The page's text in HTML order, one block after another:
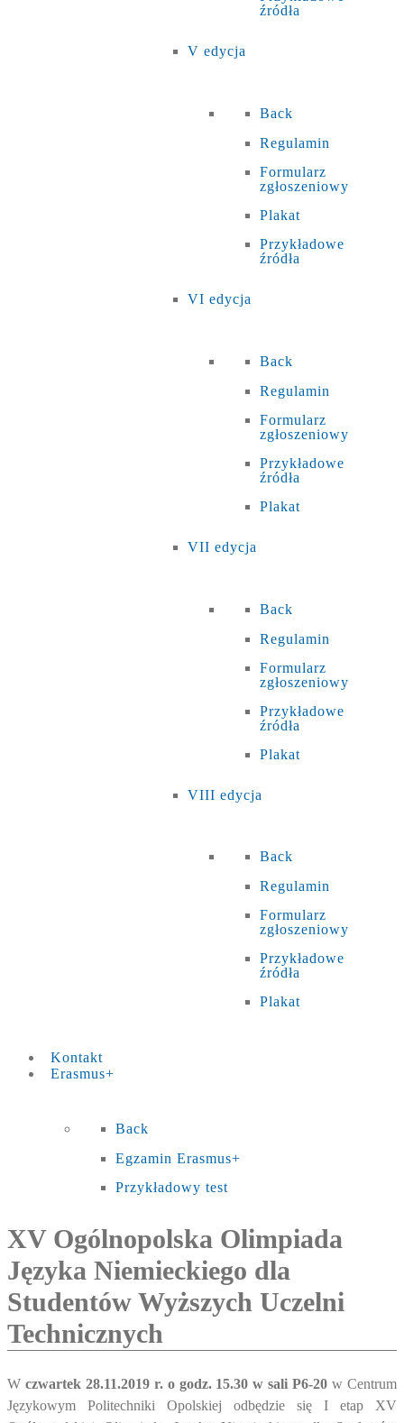
źródła
V edycja
Back
Regulamin
Formularz
zgłoszeniowy
Plakat
Przykładowe
źródła
VI edycja
Back
Regulamin
Formularz
zgłoszeniowy
Przykładowe
źródła
Plakat
VII edycja
Back
Regulamin
Formularz
zgłoszeniowy
Przykładowe
źródła
Plakat
VIII edycja
Back
Regulamin
Formularz
zgłoszeniowy
Przykładowe
źródła
Plakat
Kontakt
Erasmus+
Back
Egzamin Erasmus+
Przykładowy test
XV Ogólnopolska Olimpiada
Języka Niemieckiego dla
Studentów Wyższych Uczelni
Technicznych
W czwartek 28.11.2019 r. o godz. 15.30 w sali P6-20 w Centrum
Językowym Politechniki Opolskiej odbędzie się I etap XV